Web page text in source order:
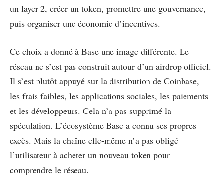
un layer 2, créer un token, promettre une gouvernance,
puis organiser une économie d’incentives.
Ce choix a donné à Base une image différente. Le
réseau ne s’est pas construit autour d’un airdrop officiel.
Il s’est plutôt appuyé sur la distribution de Coinbase,
les frais faibles, les applications sociales, les paiements
et les développeurs. Cela n’a pas supprimé la
spéculation. L’écosystème Base a connu ses propres
excès. Mais la chaîne elle-même n’a pas obligé
l’utilisateur à acheter un nouveau token pour
comprendre le réseau.